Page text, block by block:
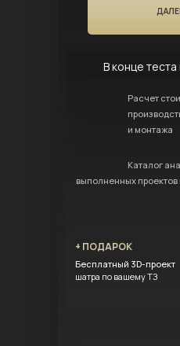
В конце
Расчет
и монтажа
Каталог
выполненных проектов
+ ПОДАРОК
Бесплатный 3D-проект
шатра по вашему ТЗ